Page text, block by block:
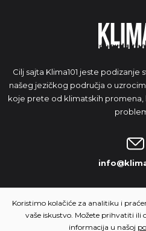
Cilj sajta Klima101 jeste podizanje
našeg jezičkog područja o
koje prete od klimatskih promena,
NAŠA
Koristimo kolačiće za analitiku i
vaše iskustvo. Možete prihvatiti ili
informacija u našoj